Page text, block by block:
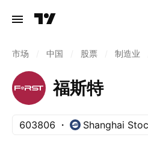
市场 中国 股票 制造业
福斯特
603806 Shanghai